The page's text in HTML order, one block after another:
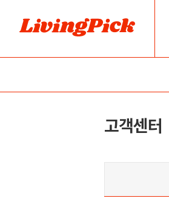
고객센터